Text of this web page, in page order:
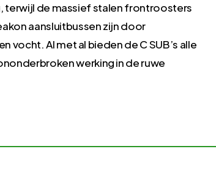
terwijl de massief stalen frontroosters
aansluitbussen zijn door
Al met al bieden de C SUB’s alle
werking in de ruwe